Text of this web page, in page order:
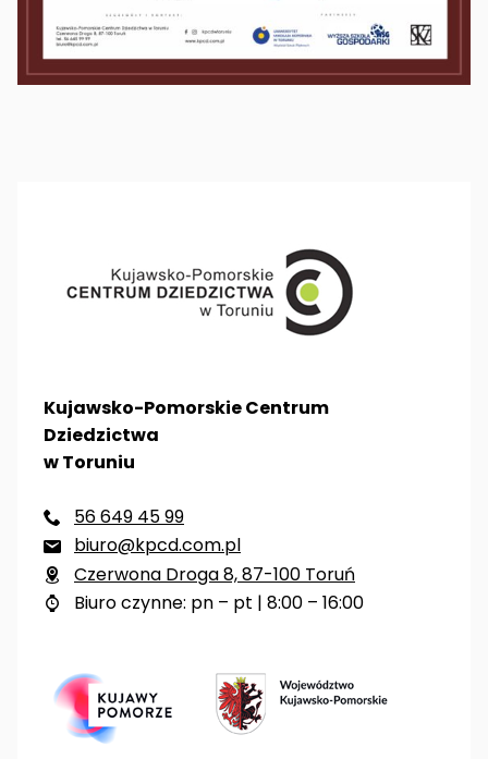
Kujawsko-Pomorskie Centrum
Dziedzictwa
w Toruniu
 56 649 45 99
 biuro@kpcd.com.pl
 Czerwona Droga 8, 87-100 Toruń
 Biuro czynne: pn – pt | 8:00 – 16:00